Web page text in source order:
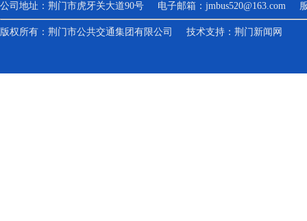
公司地址：荆门市虎牙关大道90号 电子邮箱： jmbus520@163.com 服
版权所有：荆门市公共交通集团有限公司 技术支持： 荆门新闻网